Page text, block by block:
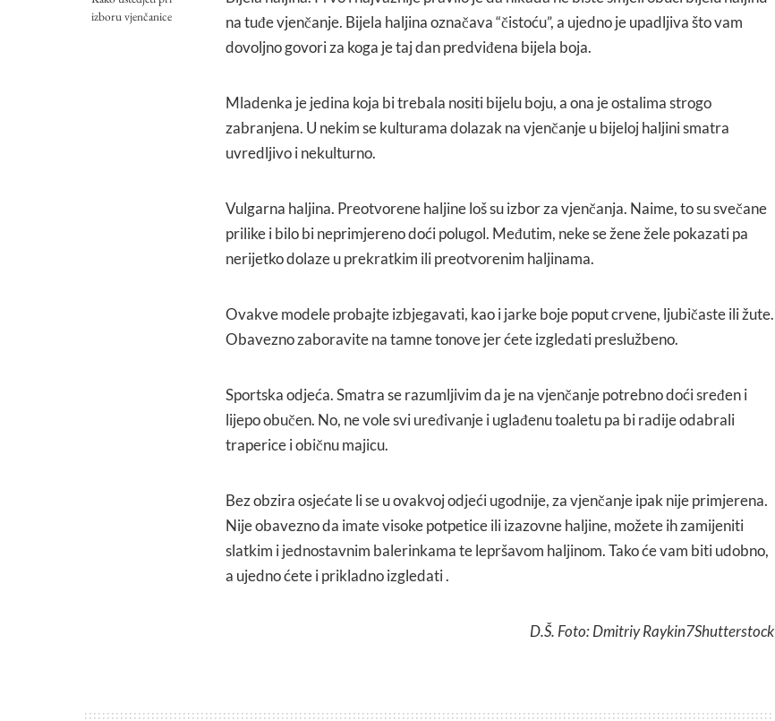
izboru vjenčanice
na tuđe vjenčanje. Bijela haljina označava “čistoću”, a ujedno je upadljiva što vam
dovoljno govori za koga je taj dan predviđena bijela boja.
Mladenka je jedina koja bi trebala nositi bijelu boju, a ona je ostalima strogo
zabranjena. U nekim se kulturama dolazak na vjenčanje u bijeloj haljini smatra
uvredljivo i nekulturno.
Vulgarna haljina. Preotvorene haljine loš su izbor za vjenčanja. Naime, to su svečane
prilike i bilo bi neprimjereno doći polugol. Međutim, neke se žene žele pokazati pa
nerijetko dolaze u prekratkim ili preotvorenim haljinama.
Ovakve modele probajte izbjegavati, kao i jarke boje poput crvene, ljubičaste ili žute.
Obavezno zaboravite na tamne tonove jer ćete izgledati preslužbeno.
Sportska odjeća. Smatra se razumljivim da je na vjenčanje potrebno doći sređen i
lijepo obučen. No, ne vole svi uređivanje i uglađenu toaletu pa bi radije odabrali
traperice i običnu majicu.
Bez obzira osjećate li se u ovakvoj odjeći ugodnije, za vjenčanje ipak nije primjerena.
Nije obavezno da imate visoke potpetice ili izazovne haljine, možete ih zamijeniti
slatkim i jednostavnim balerinkama te lepršavom haljinom. Tako će vam biti udobno,
a ujedno ćete i prikladno izgledati .
D.Š. Foto: Dmitriy Raykin7Shutterstock